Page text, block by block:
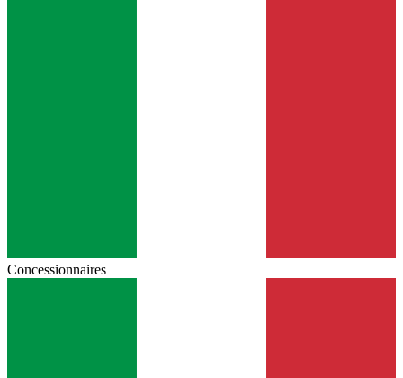
Concessionnaires